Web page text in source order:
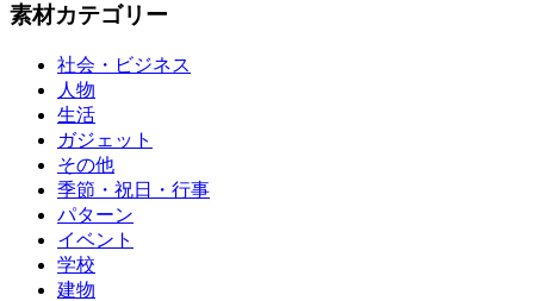
素材カテゴリー
社会・ビジネス
人物
生活
ガジェット
その他
季節・祝日・行事
パターン
イベント
学校
建物